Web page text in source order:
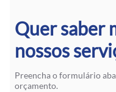
Quer saber
nossos
Preencha o formulário
orçamento.